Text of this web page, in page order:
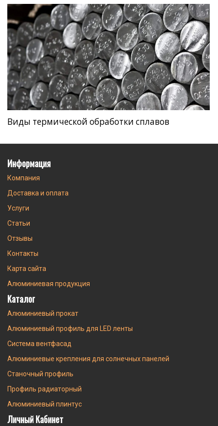
Виды термической обработки сплавов
Информация
Компания
Доставка и оплата
Услуги
Статьи
Отзывы
Контакты
Карта сайта
Алюминиевая продукция
Каталог
Алюминиевый прокат
Алюминиевый профиль для LED ленты
Система вентфасад
Алюминиевые крепления для солнечных панелей
Станочный профиль
Профиль радиаторный
Алюминиевый плинтус
Личный Кабинет